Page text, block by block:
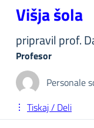
Višja šola
pripravil prof.
Profesor
Personale
Tiskaj / Deli